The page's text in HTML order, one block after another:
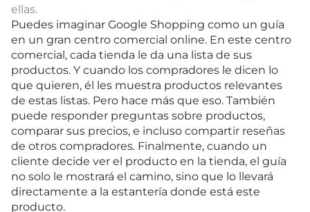
ellas.
Puedes imaginar Google Shopping como un guía
en un gran centro comercial online. En este centro
comercial, cada tienda le da una lista de sus
productos. Y cuando los compradores le dicen lo
que quieren, él les muestra productos relevantes
de estas listas. Pero hace más que eso. También
puede responder preguntas sobre productos,
comparar sus precios, e incluso compartir reseñas
de otros compradores. Finalmente, cuando un
cliente decide ver el producto en la tienda, el guía
no solo le mostrará el camino, sino que lo llevará
directamente a la estantería donde está este
producto.